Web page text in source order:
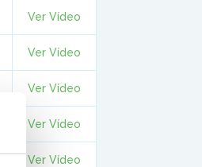
Ver Vídeo
Ver Vídeo
Ver Vídeo
Ver Vídeo
Ver Vídeo